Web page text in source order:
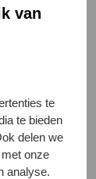
van
te
te bieden
delen we
onze
analyse.
in de
van
die
3 sterren